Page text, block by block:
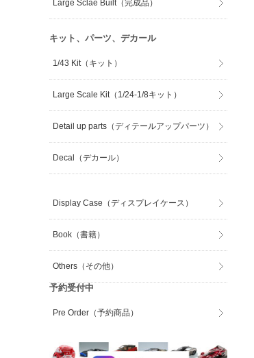
Large Sclae Built（完成品）
キット、パーツ、デカール
1/43 Kit（キット）
Large Scale Kit（1/24-1/8キット）
Detail up parts（ディテールアップパーツ）
Decal（デカール）
Display Case（ディスプレイケース）
Book（書籍）
Others（その他）
予約受付中
Pre Order（予約商品）